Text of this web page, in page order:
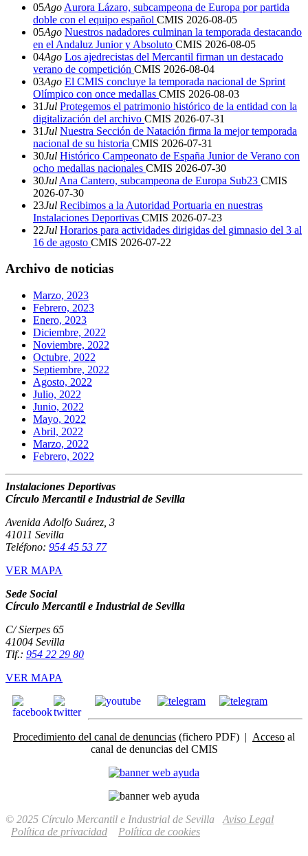
05Ago Aurora Lázaro, subcampeona de Europa por partida
doble con el equipo español CMIS 2026-08-05
05Ago Nuestros nadadores culminan la temporada destacando
en el Andaluz Junior y Absoluto CMIS 2026-08-05
04Ago Los ajedrecistas del Mercantil firman un destacado
verano de competición CMIS 2026-08-04
03Ago El CMIS concluye la temporada nacional de Sprint
Olímpico con once medallas CMIS 2026-08-03
31Jul Protegemos el patrimonio histórico de la entidad con la
digitalización del archivo CMIS 2026-07-31
31Jul Nuestra Sección de Natación firma la mejor temporada
nacional de su historia CMIS 2026-07-31
30Jul Histórico Campeonato de España Junior de Verano con
ocho medallas nacionales CMIS 2026-07-30
30Jul Ana Cantero, subcampeona de Europa Sub23 CMIS
2026-07-30
23Jul Recibimos a la Autoridad Portuaria en nuestras
Instalaciones Deportivas CMIS 2026-07-23
22Jul Horarios para actividades dirigidas del gimnasio del 3 al
16 de agosto CMIS 2026-07-22
Archivo de noticias
Marzo, 2023
Febrero, 2023
Enero, 2023
Diciembre, 2022
Noviembre, 2022
Octubre, 2022
Septiembre, 2022
Agosto, 2022
Julio, 2022
Junio, 2022
Mayo, 2022
Abril, 2022
Marzo, 2022
Febrero, 2022
Instalaciones Deportivas
Círculo Mercantil e Industrial de Sevilla
Avenida Adolfo Suárez, 3
41011 Sevilla
Teléfono: 954 45 53 77
VER MAPA
Sede Social
Círculo Mercantil e Industrial de Sevilla
C/ Sierpes 65
41004 Sevilla
Tlf.: 954 22 29 80
VER MAPA
Procedimiento del canal de denuncias (fichero PDF) | Acceso al
canal de denuncias del CMIS
© 2025 Círculo Mercantil e Industrial de Sevilla Aviso Legal
Política de privacidad
Política de cookies